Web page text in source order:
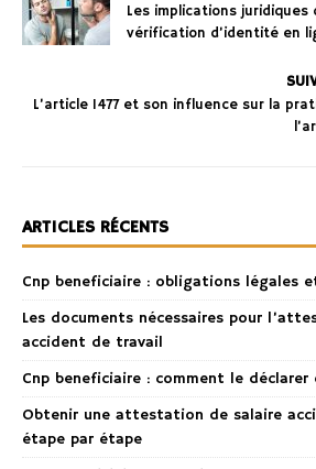
Les implications juridiques
vérification d’identité en
L’article 1477 et son influence sur la
ARTICLES RÉCENTS
Cnp beneficiaire : obligations légales
Les documents nécessaires pour
accident de travail
Cnp beneficiaire : comment le
Obtenir une attestation de salaire
étape par étape